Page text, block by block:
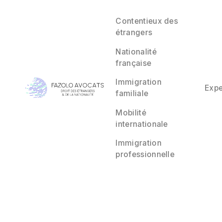
Contentieux des
étrangers
Nationalité
française
Immigration
familiale
Mobilité
internationale
Immigration
professionnelle
OQTF